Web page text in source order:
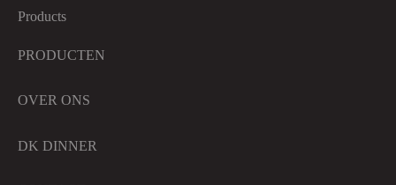
PRODUCTEN
OVER ONS
DK DINNER